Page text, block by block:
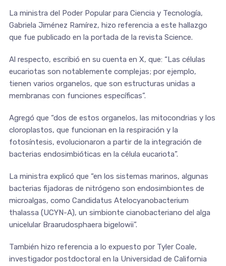
La ministra del Poder Popular para Ciencia y Tecnología,
Gabriela Jiménez Ramírez, hizo referencia a este hallazgo
que fue publicado en la portada de la revista Science.
Al respecto, escribió en su cuenta en X, que: “Las células
eucariotas son notablemente complejas; por ejemplo,
tienen varios organelos, que son estructuras unidas a
membranas con funciones específicas”.
Agregó que “dos de estos organelos, las mitocondrias y los
cloroplastos, que funcionan en la respiración y la
fotosíntesis, evolucionaron a partir de la integración de
bacterias endosimbióticas en la célula eucariota”.
La ministra explicó que “en los sistemas marinos, algunas
bacterias fijadoras de nitrógeno son endosimbiontes de
microalgas, como Candidatus Atelocyanobacterium
thalassa (UCYN-A), un simbionte cianobacteriano del alga
unicelular Braarudosphaera bigelowii”.
También hizo referencia a lo expuesto por Tyler Coale,
investigador postdoctoral en la Universidad de California